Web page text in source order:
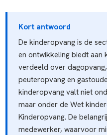
Kort antwoord
De kinderopvang is de
en ontwikkeling biedt aan
verdeeld over
peuteropvang en
kinderopvang valt niet
maar onder de Wet
Kinderopvang. De
medewerker, waarvoor